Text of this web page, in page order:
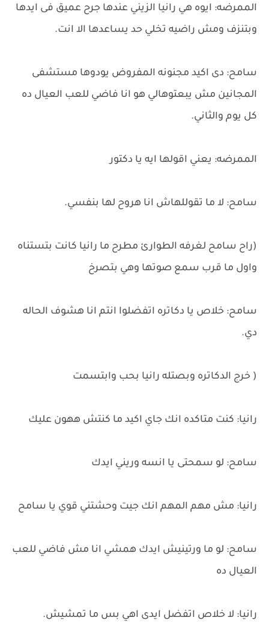
الممرضه: ايوه هي رانيا الزيني عندها جرح عميق فى ايدها
وبتنزف ومش راضيه تخلي حد يساعدها الا انت.
سامح: دى اكيد مجنونه المفروض يودوها مستشفى
المجانين مش يبعتوهالي هو انا فاضي للعب العيال ده
كل يوم والثاني.
الممرضه: يعني اقولها ايه يا دكتور
سامح: لا ما تقوللهاش انا هروح لها بنفسي.
(راح سامح لغرفه الطوارئ مطرح ما رانيا كانت بتستناه
واول ما قرب سمع صوتها وهي بتصرخ
سامح: خلاص يا دكاتره اتفضلوا انتم انا هشوف الحاله
دي.
( خرج الدكاتره وبصتله رانيا بحب وابتسمت
رانيا: كنت متاكده انك جاي اكيد ما كنتش ههون عليك
سامح: لو سمحتى يا انسه وريني ايدك
رانيا: مش مهم المهم انك جيت وحشتني قوي يا سامح
سامح: لو ما ورتينيش ايدك همشي انا مش فاضي للعب
العيال ده
رانيا: لا خلاص اتفضل ايدى اهي بس ما تمشيش.